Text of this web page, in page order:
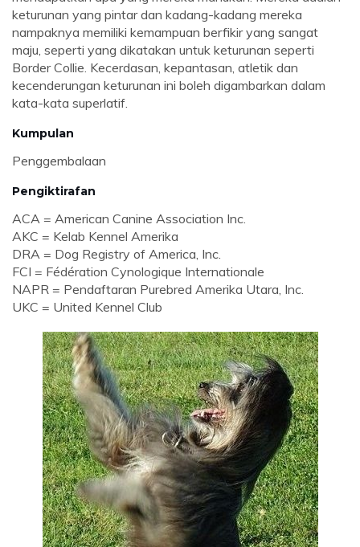
keturunan yang pintar dan kadang-kadang mereka
nampaknya memiliki kemampuan berfikir yang sangat
maju, seperti yang dikatakan untuk keturunan seperti
Border Collie. Kecerdasan, kepantasan, atletik dan
kecenderungan keturunan ini boleh digambarkan dalam
kata-kata superlatif.
Kumpulan
Penggembalaan
Pengiktirafan
ACA = American Canine Association Inc.
AKC = Kelab Kennel Amerika
DRA = Dog Registry of America, Inc.
FCI = Fédération Cynologique Internationale
NAPR = Pendaftaran Purebred Amerika Utara, Inc.
UKC = United Kennel Club